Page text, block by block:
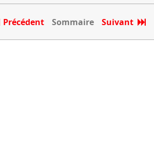
Précédent Sommaire Suivant